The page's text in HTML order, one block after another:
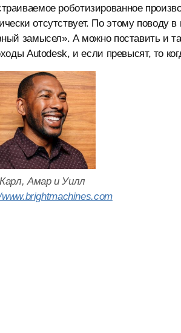
роботизированное
отсутствует. По этому поводу
замысел». А можно поставить и
Autodesk, и если превысят, то
Карл, Амар и Уилл